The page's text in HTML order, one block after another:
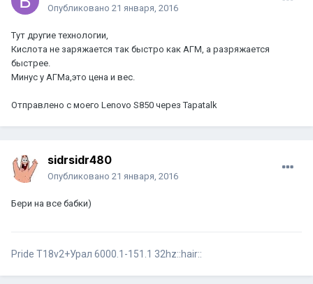
Опубликовано 21 января, 2016
Тут другие технологии,
Кислота не заряжается так быстро как АГМ, а разряжается
быстрее.
Минус у АГМа,это цена и вес.
Отправлено с моего Lenovo S850 через Tapatalk
sidrsidr480
Опубликовано 21 января, 2016
Бери на все бабки)
Pride T18v2+Урал 6000.1-151.1 32hz::hair::